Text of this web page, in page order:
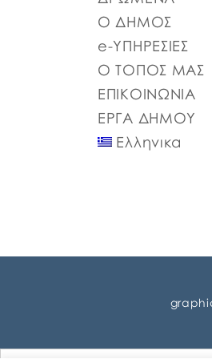
Ο ΔΗΜΟΣ
e-ΥΠΗΡΕΣΙΕΣ
Ο ΤΟΠΟΣ ΜΑΣ
ΕΠΙΚΟΙΝΩΝΙΑ
ΕΡΓΑ ΔΗΜΟΥ
Ελληνικα